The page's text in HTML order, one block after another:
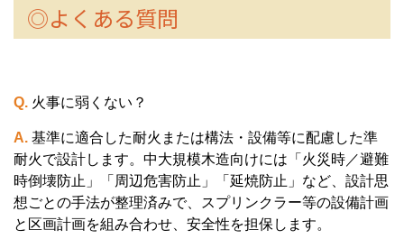
◎よくある質問
Q. 火事に弱くない？
A. 基準に適合した耐火または構法・設備等に配慮した準
耐火で設計します。中大規模木造向けには「火災時／避難
時倒壊防止」「周辺危害防止」「延焼防止」など、設計思
想ごとの手法が整理済みで、スプリンクラー等の設備計画
と区画計画を組み合わせ、安全性を担保します。